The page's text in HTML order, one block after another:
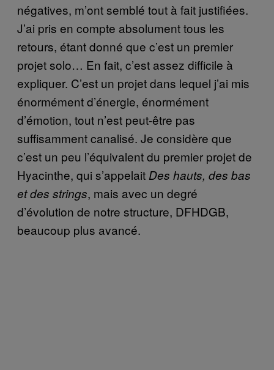
négatives, m’ont semblé tout à fait justifiées.
J’ai pris en compte absolument tous les
retours, étant donné que c’est un premier
projet solo… En fait, c’est assez difficile à
expliquer. C’est un projet dans lequel j’ai mis
énormément d’énergie, énormément
d’émotion, tout n’est peut-être pas
suffisamment canalisé. Je considère que
c’est un peu l’équivalent du premier projet de
Hyacinthe, qui s’appelait Des hauts, des bas
et des strings, mais avec un degré
d’évolution de notre structure, DFHDGB,
beaucoup plus avancé.